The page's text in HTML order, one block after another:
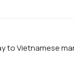
to Vietnamese